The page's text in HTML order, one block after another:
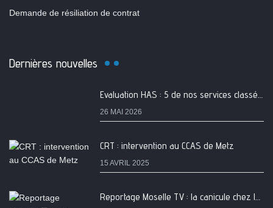
Demande de résiliation de contrat
Dernières nouvelles
Evaluation HAS : 5 de nos services classés A
26 MAI 2026
CRT : intervention au CCAS de Metz
15 AVRIL 2025
Reportage Moselle TV : la canicule chez les séniors